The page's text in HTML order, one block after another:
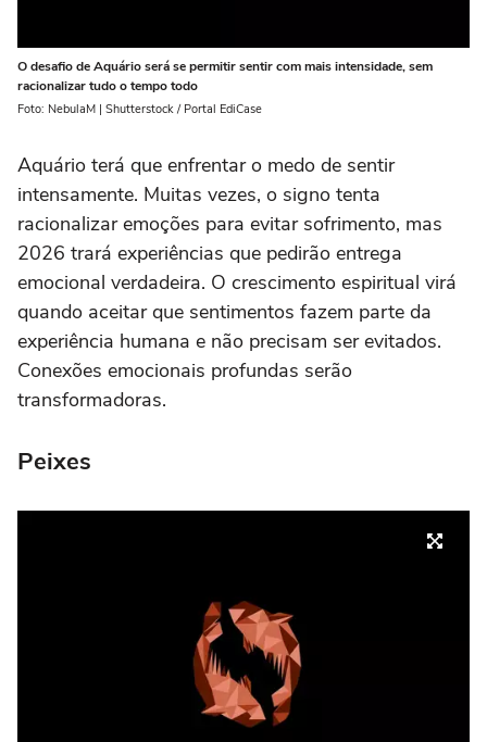
O desafio de Aquário será se permitir sentir com mais intensidade, sem
racionalizar tudo o tempo todo
Foto: NebulaM | Shutterstock / Portal EdiCase
Aquário terá que enfrentar o medo de sentir
intensamente. Muitas vezes, o signo tenta
racionalizar emoções para evitar sofrimento, mas
2026 trará experiências que pedirão entrega
emocional verdadeira. O crescimento espiritual virá
quando aceitar que sentimentos fazem parte da
experiência humana e não precisam ser evitados.
Conexões emocionais profundas serão
transformadoras.
Peixes